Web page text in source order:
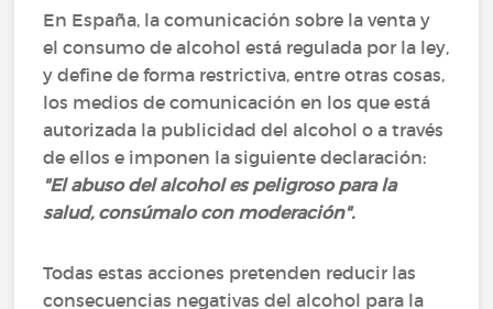
En España, la comunicación sobre la venta y
el consumo de alcohol está regulada por la ley,
y define de forma restrictiva, entre otras cosas,
los medios de comunicación en los que está
autorizada la publicidad del alcohol o a través
de ellos e imponen la siguiente declaración:
"El abuso del alcohol es peligroso para la
salud, consúmalo con moderación".
Todas estas acciones pretenden reducir las
consecuencias negativas del alcohol para la